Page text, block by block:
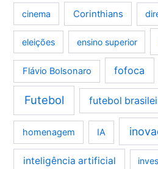
cinema Corinthians
eleições ensino superior
Flávio Bolsonaro fofoca
Futebol futebol
homenagem IA
inteligência artificial